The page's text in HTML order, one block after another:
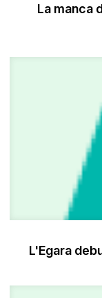
La manca
L'Egara